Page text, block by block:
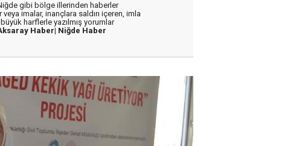
gibi bölge illerinden haberler
imalar, inançlara saldırı içeren, imla
harflerle yazılmış yorumlar
Haber| Niğde Haber